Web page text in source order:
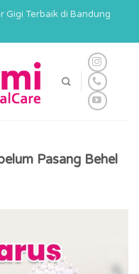
Gigi Terbaik di Bandung
Pasang Behel